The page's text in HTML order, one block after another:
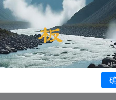
网络错误，请稍后再试
返回上一页